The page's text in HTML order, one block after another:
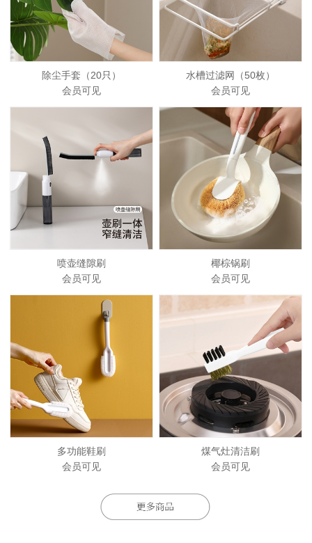
除尘手套（20只）
会员可见
水槽过滤网（50枚）
会员可见
喷壶缝隙刷
会员可见
椰棕锅刷
会员可见
多功能鞋刷
会员可见
煤气灶清洁刷
会员可见